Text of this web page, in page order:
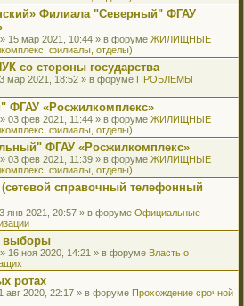
Филиала "Северный" ФГАУ
» 15 мар 2021, 10:44 » в форуме ЖИЛИЩНЫЕ
филиалы, отделы)
со стороны государства
мар 2021, 18:52 » в форуме ПРОБЛЕМЫ
«Росжилкомплекс»
» 03 фев 2021, 11:44 » в форуме ЖИЛИЩНЫЕ
филиалы, отделы)
ФГАУ «Росжилкомплекс»
» 03 фев 2021, 11:39 » в форуме ЖИЛИЩНЫЕ
филиалы, отделы)
справочный телефонный
янв 2021, 20:57 » в форуме Официальные
выборы
» 16 ноя 2020, 14:21 » в форуме Власть о
ротах
авг 2020, 22:17 » в форуме Прохождение срочной